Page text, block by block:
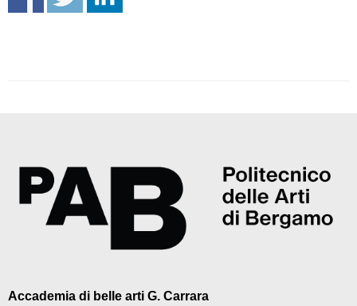
Accademia di belle arti G. Carrara